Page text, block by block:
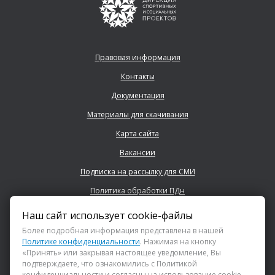
Правовая информация
Контакты
Документация
Материалы для скачивания
Карта сайта
Вакансии
Подписка на рассылку для СМИ
Политика обработки ПДн
+7 (843) 222 0700
info@dsspkazan.ru
Наш сайт использует cookie-файлы
Более подробная информация представлена в нашей
Политике конфиденциальности. Нажимая на кнопку
«Принять» или закрывая настоящее уведомление, Вы
подтверждаете, что ознакомились с Политикой